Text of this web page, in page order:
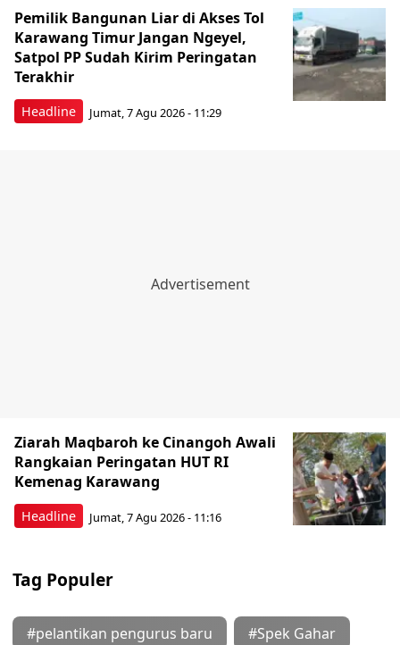
Headline
Pemilik Bangunan Liar di Akses Tol
Karawang Timur Jangan Ngeyel,
Satpol PP Sudah Kirim Peringatan
Terakhir
Jumat, 7 Agu 2026 - 11:29
Headline
Ziarah Maqbaroh ke Cinangoh Awali
Rangkaian Peringatan HUT RI
Kemenag Karawang
Jumat, 7 Agu 2026 - 11:16
Tag Populer
#pelantikan pengurus baru #Spek Gahar